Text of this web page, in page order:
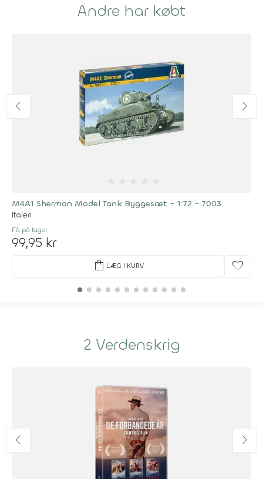
Andre har købt
M4A1 Sherman Model Tank Byggesæt - 1:72 - 7003
Italeri
Få på lager
99,95 kr
shopping_bag LÆG I KURV favorite
2 Verdenskrig